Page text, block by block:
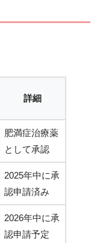
詳細
肥満症治療薬
として承認
2025年中に承
認申請済み
2026年中に承
認申請予定